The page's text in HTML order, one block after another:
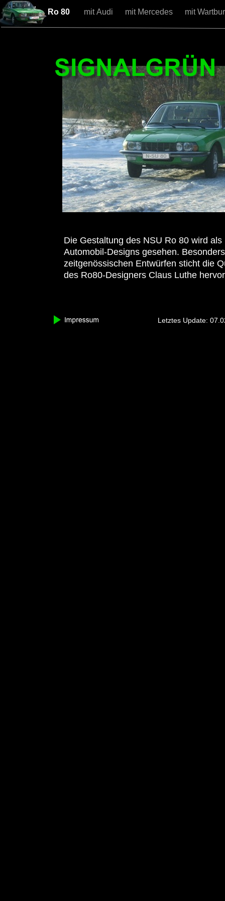
Ro 80 mit Audi mit Mercedes mit
Letztes Update:
Die Gestaltung des NSU Ro 80 wird
Automobil-Designs gesehen.
zeitgenössischen Entwürfen sticht die
des Ro80-Designers Claus Luthe